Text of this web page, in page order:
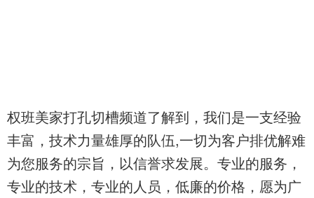
权班美家打孔切槽频道了解到，我们是一支经验
丰富，技术力量雄厚的队伍,一切为客户排优解难
为您服务的宗旨，以信誉求发展。专业的服务，
专业的技术，专业的人员，低廉的价格，愿为广